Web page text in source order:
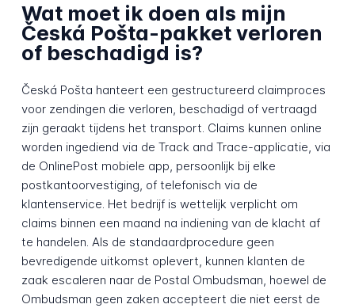
Wat moet ik doen als mijn
Česká Pošta-pakket verloren
of beschadigd is?
Česká Pošta hanteert een gestructureerd claimproces
voor zendingen die verloren, beschadigd of vertraagd
zijn geraakt tijdens het transport. Claims kunnen online
worden ingediend via de Track and Trace-applicatie, via
de OnlinePost mobiele app, persoonlijk bij elke
postkantoorvestiging, of telefonisch via de
klantenservice. Het bedrijf is wettelijk verplicht om
claims binnen een maand na indiening van de klacht af
te handelen. Als de standaardprocedure geen
bevredigende uitkomst oplevert, kunnen klanten de
zaak escaleren naar de Postal Ombudsman, hoewel de
Ombudsman geen zaken accepteert die niet eerst de